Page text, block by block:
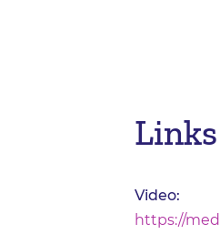
Video:
https://